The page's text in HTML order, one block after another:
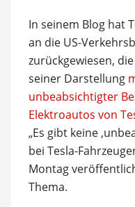
In seinem Blog hat
an die US-
zurückgewiesen,
seiner Darstellung
unbeabsichtigter
Elektroautos von
„Es gibt keine
bei Tesla-
Montag
Thema.